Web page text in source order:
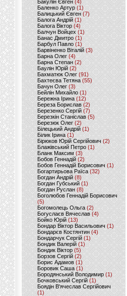
Бакулін Євген (4)
Баленко Артур(1)
Балицький Євген(7)
Балога Андрій (1)
Балога Віктор (4)
Балчун Войцех (1)
Банас Дмитро (1)
Барбул Павло(1)
Барвіненко Віталій(3)
Барна Олег (4)
Барна Степан (2)
Баулін Юрій (2)
Бахматюк Олег (91)
Бахтеєва Тетяна(55)
Бачун Олег (3)
Бейлін Михайло (1)
Бережна Ірина(12)
Береза Борислав(2)
Березенко Сергій (7)
Березкін Станіслав (5)
Березюк Олег(2)
Білецький Андрій (1)
Білик Ірина (1)
Бірюков Юрій Сергійович (2)
Блажівський Петро (1)
Бланк Максим(3)
Бобов Геннадій (2)
Бобов Геннадій Борисович (1)
Богартирьова Раїса (32)
Богдан Андрій(8)
Богдан Губський (1)
Богдан Руслан(8)
Боголюбов Геннадій Борисович
(5)
Богомолець Ольга (2)
Богуслаєв Вячеслав (4)
Бойко Юрій (13)
Бондар Віктор Васильович (1)
Бондарєв Костянтин (4)
Бондарчук Сергій(1)
Бондик Валерій (1)
Бондик Віктор(5)
Борзов Сергiй (2)
Борис Адамов(1)
Боровик Саша (1)
Бородянський Володимир (1)
Бочковський Сергій (1)
Боядін В'ячеслав Сергійович
(1)